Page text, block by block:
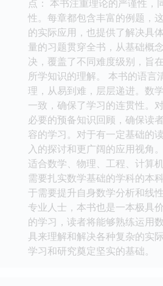
点： 本书注重理论的严谨性，
性。每章都包含丰富的例题，
的实际应用，也提供了解决具
量的习题贯穿全书，从基础概
决，覆盖了不同难度级别，旨
所学知识的理解。 本书的语言
理，从易到难，层层递进。数
一致，确保了学习的连贯性。
必要的预备知识回顾，确保读
容的学习。对于有一定基础的
入的探讨和更广阔的应用视角
适合数学、物理、工程、计算
需要扎实数学基础的学科的本
于需要提升自身数学分析和线
专业人士，本书也是一本极具
的学习，读者将能够熟练运用
具来理解和解决各种复杂的实
学习和研究奠定坚实的基础。